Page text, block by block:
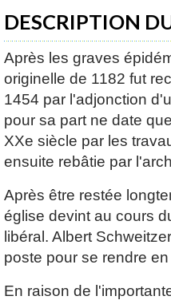
DESCRIPTION
Après les graves
originelle de 1182 fut
1454 par l'adjonction
pour sa part ne date
XXe siècle par les
ensuite rebâtie par
Après être restée
église devint au cours
libéral. Albert
poste pour se rendre en
En raison de